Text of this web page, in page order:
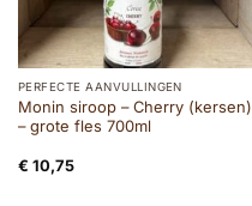
PERFECTE AANVULLINGEN
Monin siroop – Cherry (kersen)
– grote fles 700ml
€ 10,75